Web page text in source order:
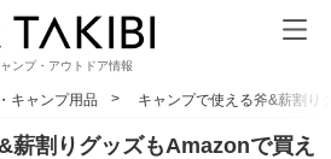
ンプ・アウトドア情報
キャンプ用品 キャンプで使える斧&薪割り
薪割りグッズもAmazonで買え